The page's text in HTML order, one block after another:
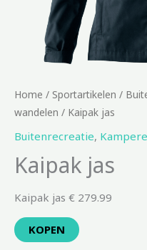
Home / Sportartikelen /
wandelen / Kaipak jas
Buitenrecreatie,
Kaipak jas
Kaipak jas € 279.99
KOPEN